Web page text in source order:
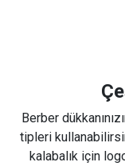
Berber
tipleri
kalabalık için